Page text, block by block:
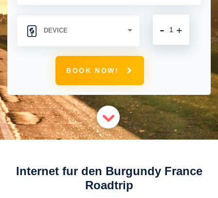
+
-
BOOK NOW!
Internet fur den Burgundy France
Roadtrip